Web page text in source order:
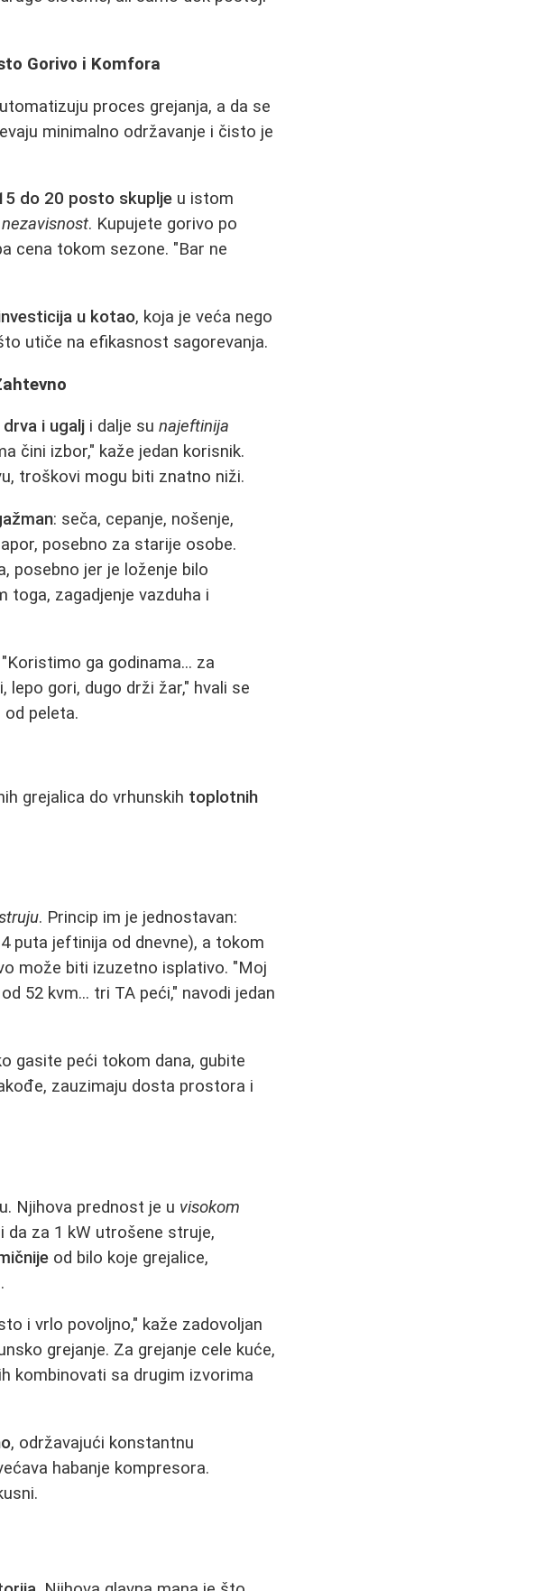
Gorivo i Komfora
proces grejanja, a da se
minimalno održavanje i čisto je
do 20 posto skuplje u istom
. Kupujete gorivo po
cena tokom sezone. "Bar ne
u kotao, koja je veća nego
utiče na efikasnost sagorevanja.
drva i ugalj i dalje sunajeftinija
čini izbor," kaže jedan korisnik.
troškovi mogu biti znatno niži.
: seča, cepanje, nošenje,
posebno za starije osobe.
posebno jer je loženje bilo
toga, zagadjenje vazduha i
"Koristimo ga godinama... za
lepo gori, dugo drži žar," hvali se
peleta.
grejalica do vrhunskih toplotnih
. Princip im je jednostavan:
puta jeftinija od dnevne), a tokom
može biti izuzetno isplativo. "Moj
52 kvm... tri TA peći," navodi jedan
gasite peći tokom dana, gubite
zauzimaju dosta prostora i
Njihova prednost je u visokom
da za 1 kW utrošene struje,
od bilo koje grejalice,
i vrlo povoljno," kaže zadovoljan
grejanje. Za grejanje cele kuće,
kombinovati sa drugim izvorima
, održavajući konstantnu
habanje kompresora.